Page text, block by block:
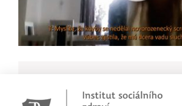
Novinky